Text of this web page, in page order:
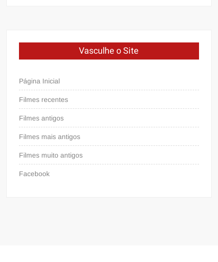
Vasculhe o Site
Página Inicial
Filmes recentes
Filmes antigos
Filmes mais antigos
Filmes muito antigos
Facebook